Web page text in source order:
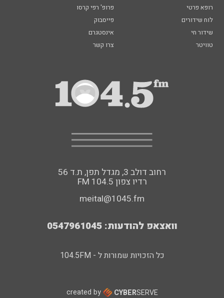
רופא פרטי
פרופ' רפי קרסו
לוח שידורים
פייסבוק
שידור חי
אינסטגרם
טוויטר
צרו קשר
רחוב דולב 3, מגדל תפן, ת.ד 56
FM רדיו צפון 104.5
meital@1045.fm
וואצאפ להודעות: 0547961045
כל הזכויות שמורות ל - 104.5FM
created by CYBERSERVE